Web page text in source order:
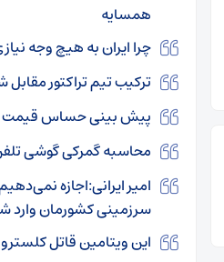
همسایه
چرا ایران به هیچ وجه
ترکیب تیم تراکتور مقابل
پیش بینی حساس قیمت
محاسبه گمرکی گوشی تلفن همراه
امیر ایرانی:اجازه
سرزمینی‌ کشورمان وارد
این ویتامین قاتل